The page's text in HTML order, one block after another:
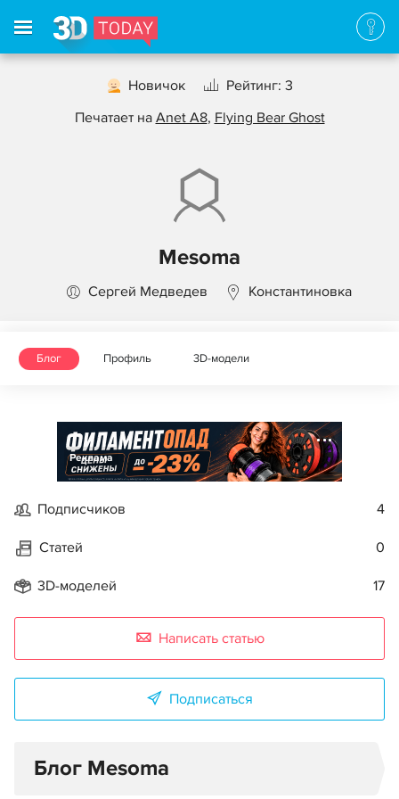
Новичок
Рейтинг: 3
Печатает на Anet A8, Flying Bear Ghost
Mesoma
Сергей Медведев Константиновка
Блог Профиль 3D-модели
Реклама
Подписчиков 4
Статей 0
3D-моделей 17
Написать статью
Подписаться
Блог Mesoma